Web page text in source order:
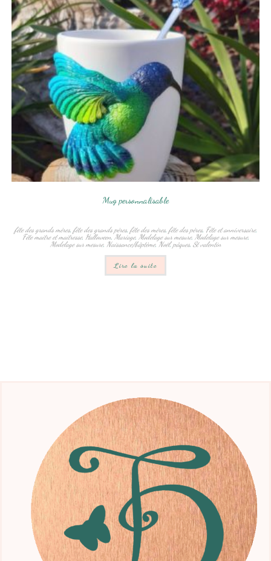
Mug personnalisable
fête des grands mères, fête des grands pères, fête des mères, fête des pères, Fête et anniversaire,
Fête maitre et maitresse, Halloween, Mariage, Modelage sur mesure, Modelage sur mesure,
Modelage sur mesure, Naissance/bâptème, Noël,pâques, St valentin
Lire la suite